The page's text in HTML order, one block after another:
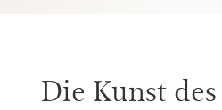
Die Kunst